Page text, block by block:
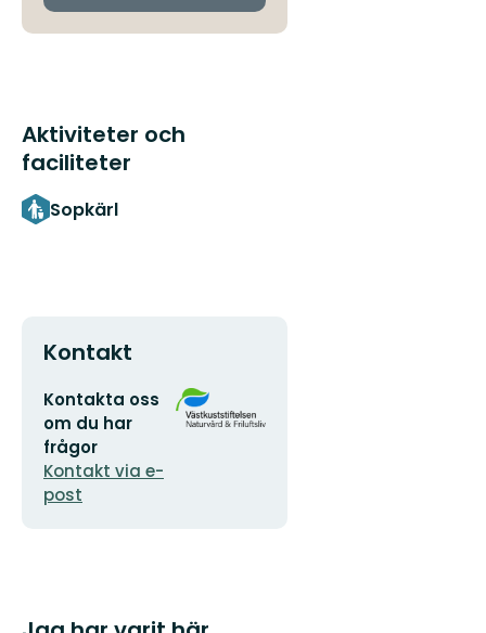
Aktiviteter och
faciliteter
Sopkärl
Kontakt
E-
postadress
Kontakta oss
om du har
frågor
Kontakt via e-
post
Organisationens
logotyp